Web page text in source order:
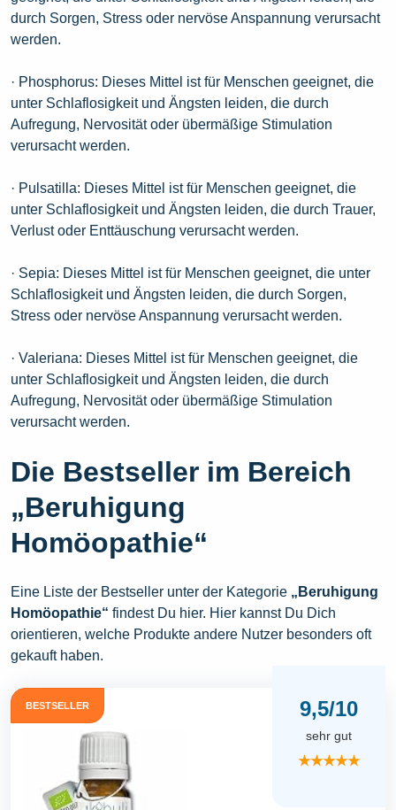
durch Sorgen, Stress oder nervöse Anspannung verursacht
werden.
· Phosphorus: Dieses Mittel ist für Menschen geeignet, die
unter Schlaflosigkeit und Ängsten leiden, die durch
Aufregung, Nervosität oder übermäßige Stimulation
verursacht werden.
· Pulsatilla: Dieses Mittel ist für Menschen geeignet, die
unter Schlaflosigkeit und Ängsten leiden, die durch Trauer,
Verlust oder Enttäuschung verursacht werden.
· Sepia: Dieses Mittel ist für Menschen geeignet, die unter
Schlaflosigkeit und Ängsten leiden, die durch Sorgen,
Stress oder nervöse Anspannung verursacht werden.
· Valeriana: Dieses Mittel ist für Menschen geeignet, die
unter Schlaflosigkeit und Ängsten leiden, die durch
Aufregung, Nervosität oder übermäßige Stimulation
verursacht werden.
Die Bestseller im Bereich
„Beruhigung
Homöopathie“
Eine Liste der Bestseller unter der Kategorie „Beruhigung
Homöopathie“ findest Du hier. Hier kannst Du Dich
orientieren, welche Produkte andere Nutzer besonders oft
gekauft haben.
BESTSELLER 9,5/10
sehr gut
★★★★★